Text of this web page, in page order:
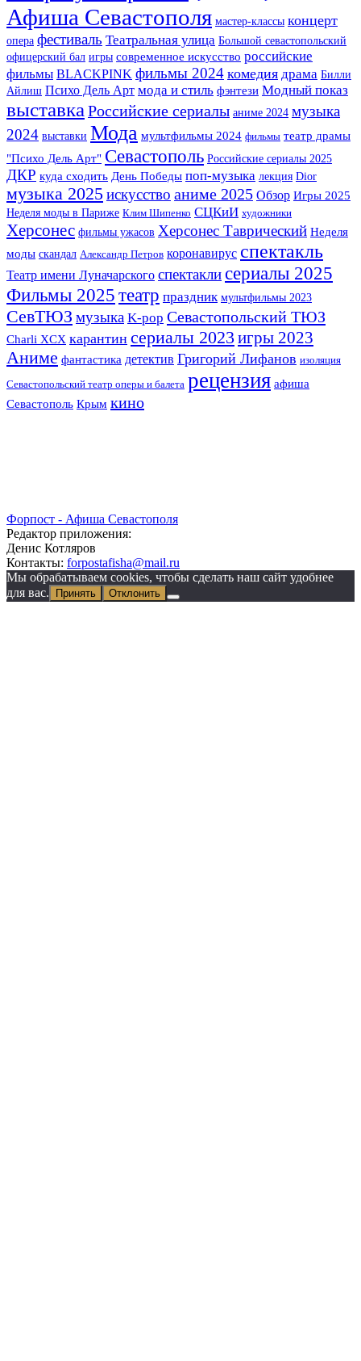
Афиша Севастополя мастер-классы концерт
опера фестиваль Театральная улица Большой севастопольский
офицерский бал игры современное искусство российские
фильмы BLACKPINK фильмы 2024 комедия драма Билли
Айлиш Психо Дель Арт мода и стиль фэнтези Модный показ
выставка Российские сериалы аниме 2024 музыка
2024 выставки Мода мультфильмы 2024 фильмы театр драмы
"Психо Дель Арт" Севастополь Российские сериалы 2025
ДКР куда сходить День Победы поп-музыка лекция Dior
музыка 2025искусство аниме 2025 Обзор Игры 2025
Неделя моды в Париже Клим Шипенко СЦКиИ художники
Херсонес фильмы ужасов Херсонес Таврический Неделя
моды скандал Александр Петров коронавирус спектакль
Театр имени Луначарского спектаклисериалы 2025
Фильмы 2025 театр праздник мультфильмы 2023
СевТЮЗ музыка K-pop Севастопольский ТЮЗ
Charli XCX карантин сериалы 2023 игры 2023
Аниме фантастика детектив Григорий Лифанов изоляция
Севастопольский театр оперы и балета рецензия афиша
Севастополь Крым кино
Форпост - Афиша Севастополя
Редактор приложения:
Денис Котляров
Контакты: forpostafisha@mail.ru
Мы обрабатываем cookies, чтобы сделать наш сайт удобнее
для вас.
Принять Отклонить